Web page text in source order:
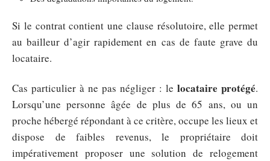
Si le contrat contient une clause résolutoire, elle permet
au bailleur d’agir rapidement en cas de faute grave du
locataire.
Cas particulier à ne pas négliger : le locataire protégé.
Lorsqu’une personne âgée de plus de 65 ans, ou un
proche hébergé répondant à ce critère, occupe les lieux et
dispose de faibles revenus, le propriétaire doit
impérativement proposer une solution de relogement